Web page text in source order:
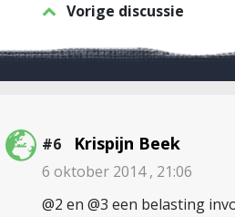
Vorige discussie
#6 Krispijn Beek
6 oktober 2014 , 21:06
@2 en @3 een belasting